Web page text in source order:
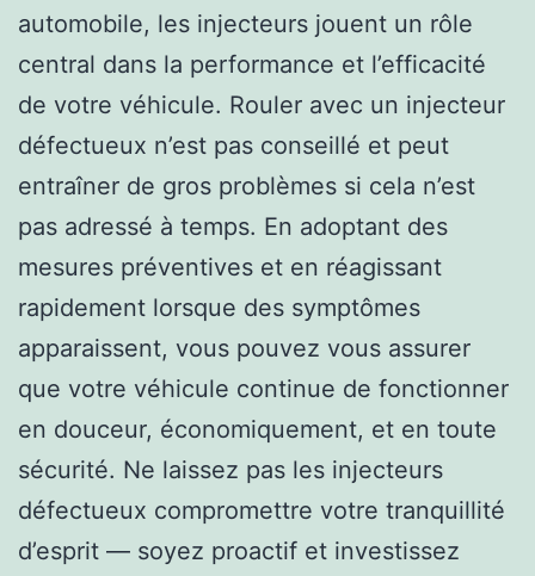
automobile, les injecteurs jouent un rôle
central dans la performance et l’efficacité
de votre véhicule. Rouler avec un injecteur
défectueux n’est pas conseillé et peut
entraîner de gros problèmes si cela n’est
pas adressé à temps. En adoptant des
mesures préventives et en réagissant
rapidement lorsque des symptômes
apparaissent, vous pouvez vous assurer
que votre véhicule continue de fonctionner
en douceur, économiquement, et en toute
sécurité. Ne laissez pas les injecteurs
défectueux compromettre votre tranquillité
d’esprit — soyez proactif et investissez